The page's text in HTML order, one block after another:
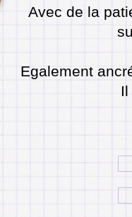
Avec de la
Egalement